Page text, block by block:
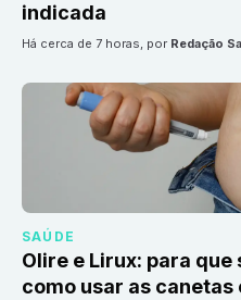
indicada
há cerca de 7 horas, por Redação
SAÚDE
Olire e Lirux: para
como usar as